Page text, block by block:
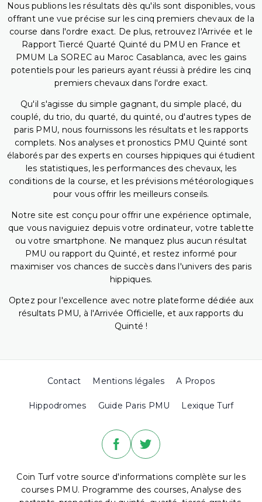
Nous publions les résultats dès qu'ils sont disponibles, vous
offrant une vue précise sur les cinq premiers chevaux de la
course dans l'ordre exact. De plus, retrouvez l'Arrivée et le
Rapport Tiercé Quarté Quinté du PMU en France et
PMUM La SOREC au Maroc Casablanca, avec les gains
potentiels pour les parieurs ayant réussi à prédire les cinq
premiers chevaux dans l'ordre exact.
Qu'il s'agisse du simple gagnant, du simple placé, du
couplé, du trio, du quarté, du quinté, ou d'autres types de
paris PMU, nous fournissons les résultats et les rapports
complets. Nos analyses et pronostics PMU Quinté sont
élaborés par des experts en courses hippiques qui étudient
les statistiques, les performances des chevaux, les
conditions de la course, et les prévisions météorologiques
pour vous offrir les meilleurs conseils.
Notre site est conçu pour offrir une expérience optimale,
que vous naviguiez depuis votre ordinateur, votre tablette
ou votre smartphone. Ne manquez plus aucun résultat
PMU ou rapport du Quinté, et restez informé pour
maximiser vos chances de succès dans l'univers des paris
hippiques.
Optez pour l'excellence avec notre plateforme dédiée aux
résultats PMU, à l'Arrivée Officielle, et aux rapports du
Quinté !
Contact Mentions légales A Propos
Hippodromes Guide Paris PMU Lexique Turf
Coin Turf votre source d'informations complète sur les
courses PMU. Programme des courses, Analyse des